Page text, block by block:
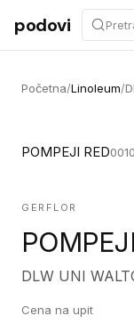
Preskoči na
podovi
Početna/Linoleum/
POMPEJI RED0010
GERFLOR
DLW UNI
Cena na upit